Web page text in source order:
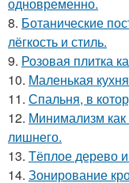
8. Ботанические
лёгкость и стиль.
9. Розовая плитка
10. Маленькая
11. Спальня, в
12. Минимализм как
лишнего.
13. Тёплое дерево
14. Зонирование